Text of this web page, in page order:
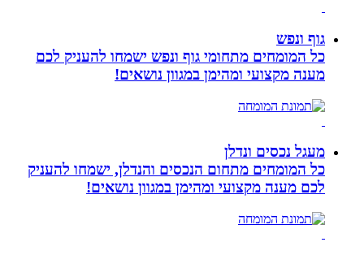
גוף ונפש
כל המומחים מתחומי גוף ונפש ישמחו להעניק לכם
מענה מקצועי ומהימן במגוון נושאים!
מעגל נכסים ונדלן
כל המומחים מתחום הנכסים והנדלן, ישמחו להעניק
לכם מענה מקצועי ומהימן במגוון נושאים!